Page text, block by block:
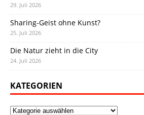
29. Juli 2026
Sharing-Geist ohne Kunst?
25. Juli 2026
Die Natur zieht in die City
24. Juli 2026
KATEGORIEN
Kategorien